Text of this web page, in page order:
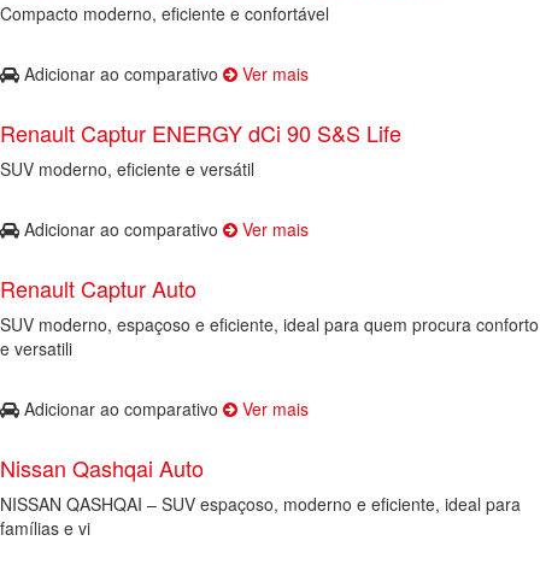
Compacto moderno, eficiente e confortável
Adicionar ao comparativo Ver mais
Renault Captur ENERGY dCi 90 S&S Life
SUV moderno, eficiente e versátil
Adicionar ao comparativo Ver mais
Renault Captur Auto
SUV moderno, espaçoso e eficiente, ideal para quem procura conforto
e versatili
Adicionar ao comparativo Ver mais
Nissan Qashqai Auto
NISSAN QASHQAI – SUV espaçoso, moderno e eficiente, ideal para
famílias e vi